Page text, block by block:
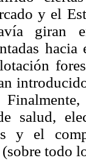
y el
salud,
y el
todo